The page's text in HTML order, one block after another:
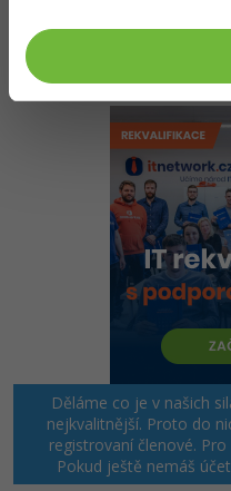
Copywriting
MS Office
Google
Time
Windows
Linux
Kybernetická
Elektronický
Inkscape
Fotografování
Video
Ostatní
Fórum
Děláme co je v našich
nejkvalitnější. Proto do
registrovaní členové.
Pokud ještě nemáš